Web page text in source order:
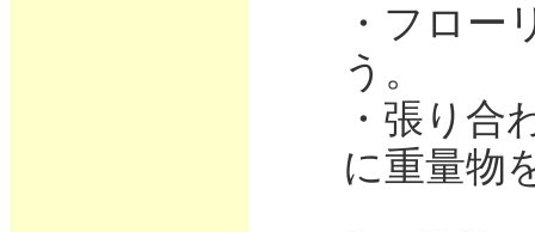
・フロー
う。
・張り合
に重量物